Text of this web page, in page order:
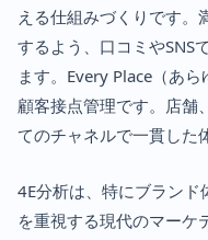
える仕組みづくりです。
するよう、口コミやSNS
ます。Every Place（あ
顧客接点管理です。店舗
てのチャネルで一貫した
4E分析は、特にブランド
を重視する現代のマーケ